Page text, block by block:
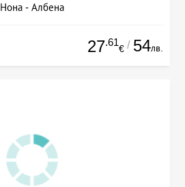
Нона - Албена
27.61
€ / 54лв.